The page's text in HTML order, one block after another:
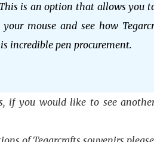
is an option that allows you
mouse and see how
incredible pen procurement.
would like to see another